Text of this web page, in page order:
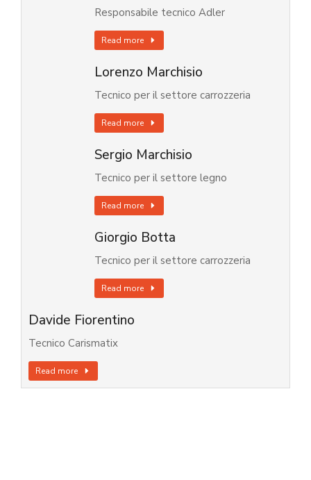
Responsabile tecnico Adler
Read more
Lorenzo Marchisio
Tecnico per il settore carrozzeria
Read more
Sergio Marchisio
Tecnico per il settore legno
Read more
Giorgio Botta
Tecnico per il settore carrozzeria
Read more
Davide Fiorentino
Tecnico Carismatix
Read more